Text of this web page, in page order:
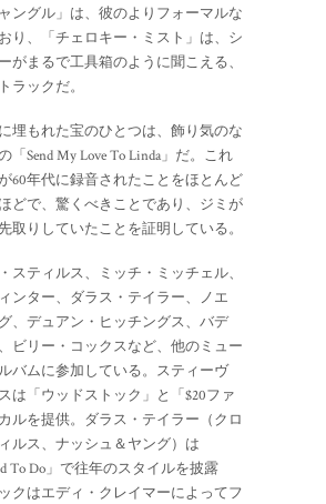
ングル」は、彼のよりフォーマルな
り、「チェロキー・ミスト」は、シ
がまるで工具箱のように聞こえる、
ラックだ。
埋もれた宝のひとつは、飾り気のな
「Send My Love To Linda」だ。これ
60年代に録音されたことをほとんど
どで、驚くべきことであり、ジミが
取りしていたことを証明している。
スティルス、ミッチ・ミッチェル、
ンター、ダラス・テイラー、ノエ
、デュアン・ヒッチングス、バデ
ビリー・コックスなど、他のミュー
バムに参加している。スティーヴ
は「ウッドストック」と「$20ファ
ルを提供。ダラス・テイラー（クロ
ルス、ナッシュ＆ヤング）は
To Do」で往年のスタイルを披露
クはエディ・クレイマーによってフ